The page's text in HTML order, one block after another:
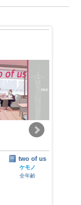
two of us